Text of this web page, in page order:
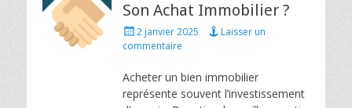
Son Achat Immobilier ?
Posted
on
2 janvier 2025
Laisser un
commentaire
Acheter un bien immobilier
représente souvent l’investissement